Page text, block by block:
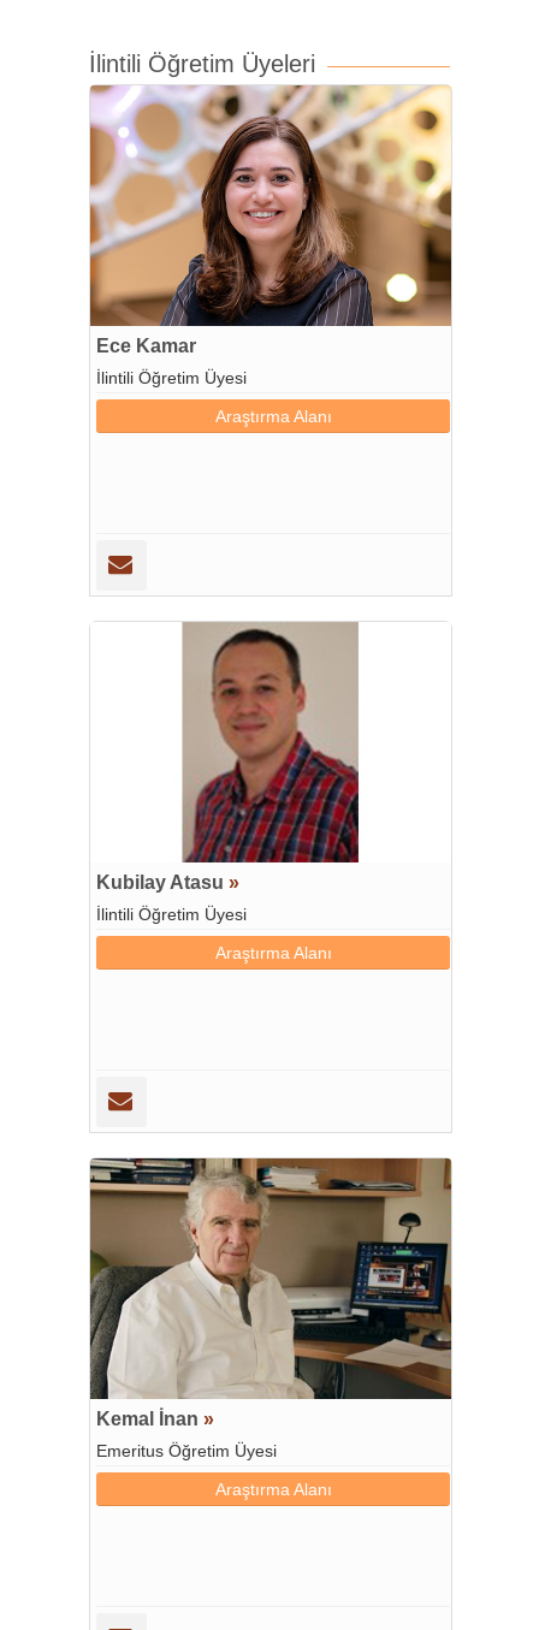
İlintili Öğretim Üyeleri
Ece Kamar
İlintili Öğretim Üyesi
Araştırma Alanı
Kubilay Atasu »
İlintili Öğretim Üyesi
Araştırma Alanı
Kemal İnan »
Emeritus Öğretim Üyesi
Araştırma Alanı